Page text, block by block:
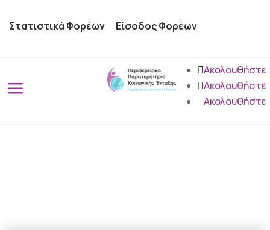
Στατιστικά Φορέων Είσοδος Φορέων
a
Ακολουθήστε
Ακολουθήστε
Ακολουθήστε